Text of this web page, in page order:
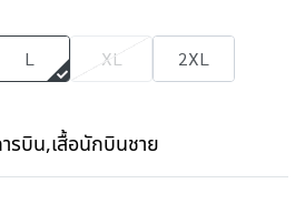
L XL
2XL
รบิน,เสื้อนักบินชาย